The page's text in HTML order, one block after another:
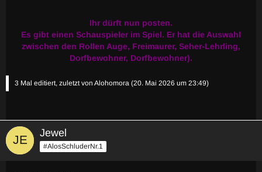
Ihr dürft nun posten.
Es gibt einen Schauspieler im Spiel. Er hat die Auswahl
zwischen den Rollen Auge, Freimaurer, Seher-Lehrling,
Dorfbewohner, Dorfbewohner).
3 Mal editiert, zuletzt von Alohomora (20. Mai 2026 um 23:49)
Jewel
#AlosSchluderNr.1